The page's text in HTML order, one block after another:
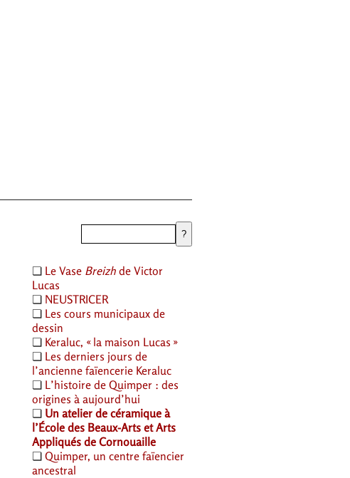
❏ Le Vase Breizh de Victor
Lucas
❏ NEUSTRICER
❏ Les cours municipaux de
dessin
❏ Keraluc, « la maison Lucas »
❏ Les derniers jours de
l’ancienne faïencerie Keraluc
❏ L’histoire de Quimper : des
origines à aujourd’hui
❏ Un atelier de céramique à
l’École des Beaux-Arts et Arts
Appliqués de Cornouaille
❏ Quimper, un centre faïencier
ancestral